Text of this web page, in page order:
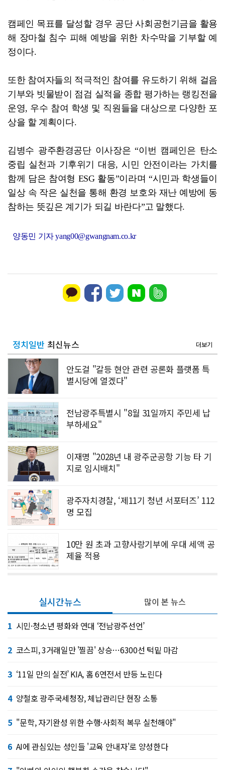
캠페인 목표를 달성할 경우 공단 사회공헌기금을 활용
해 장마철 침수 피해 예방을 위한 차수막을 기부할 예
정이다.
또한 참여자들의 적극적인 참여를 유도하기 위해 걸음
기부와 빗물받이 점검 실적을 종합 평가하는 랭킹전을
운영, 우수 참여 학생 및 직원들을 대상으로 다양한 포
상을 할 계획이다.
김병수 광주환경공단 이사장은 “이번 캠페인은 탄소
중립 실천과 기후위기 대응, 시민 안전이라는 가치를
함께 담은 참여형 ESG 활동”이라며 “시민과 학생들이
일상 속 작은 실천을 통해 환경 보호와 재난 예방에 동
참하는 뜻깊은 계기가 되길 바란다”고 말했다.
양동민 기자 yang00@gwangnam.co.kr
정치일반 최신뉴스 더보기
안도걸 "갈등 현안 관련 공론화 플랫폼 특
별시당에 열겠다"
전남광주특별시 "8월 31일까지 주민세 납
부하세요"
이재명 "2028년 내 광주군공항 기능 타 기
지로 임시배치"
광주자치경찰, ‘제11기 청년 서포터즈’ 112
명 모집
10만 원 초과 고향사랑기부에 우대 세액 공
제율 적용
실시간뉴스
1 시민·청소년 평화와 연대 ‘전남광주선언’
2 코스피, 3거래일만 '찔끔' 상승…6300선 턱밑 마감
3 ‘11일 만의 실전’ KIA, 홈 6연전서 반등 노린다
4 양철호 광주국세청장, 체납관리단 현장 소통
5 "문학, 자기완성 위한 수행·사회적 복무 실천해야"
6 AI에 관심있는 성인들 '교육 안내자'로 양성한다
많이 본 뉴스